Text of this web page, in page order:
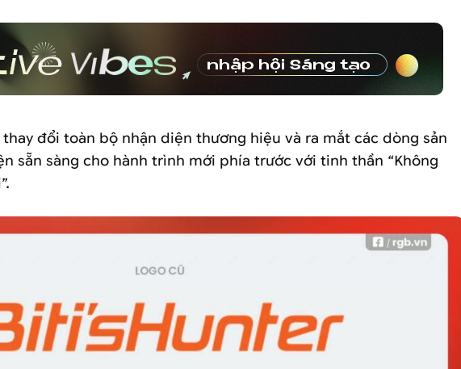
đổi toàn bộ nhận diện thương hiệu và ra mắt các dòng sản
sẵn sàng cho hành trình mới phía trước với tinh thần “Không